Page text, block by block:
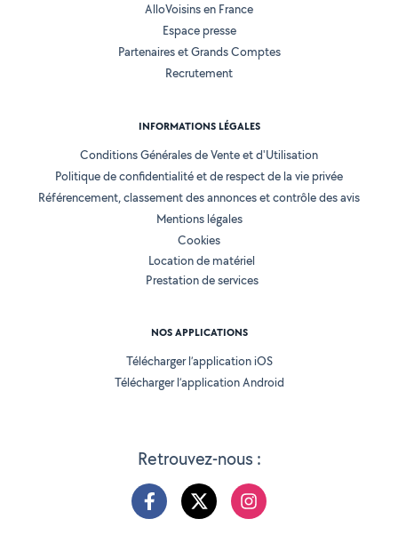
Retrouvez-nous :
AlloVoisins en France
Espace presse
Partenaires et Grands Comptes
Recrutement
INFORMATIONS LÉGALES
Conditions Générales de Vente et d'Utilisation
Politique de confidentialité et de respect de la vie privée
Référencement, classement des annonces et contrôle des avis
Mentions légales
Cookies
Location de matériel
Prestation de services
NOS APPLICATIONS
Télécharger l’application iOS
Télécharger l’application Android